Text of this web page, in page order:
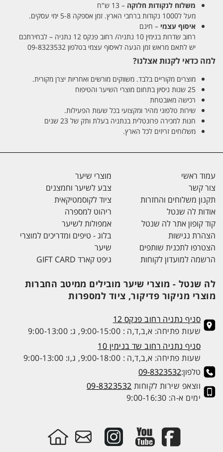
משלוח לנקודות חלוקה – 13 ש"ח
מעל ל1000 נקודות ברחבי הארץ. זמן אספקה 5-8 ימי עסקים.
איסוף עצמי – חינם
רחוב שדרות בנימין 10 נתניה/ רחוב פנקס 12 נתניה – לבחירתכם
יש לתאם מראש זמן הגעה לאיסוף עצמי בטלפון 09-8323532
למה כדאי לקנות אצלנו?
מוצרים מקוריים בלבד. משווקים מורשים ואחריות יצרן מקורית.
25 שנות ניסיון בתחום מוצרי השיער והטיפוח
רכישה מאובטחת
שירות טלפוני מהיר ומקצועי בכל שעות הפעילות.
חנות למכירה פרונטלית בנתניה בעלת ותק של 23 שנים
משלוחים זריזים לכל הארץ.
עמוד ראשי
צור קשר
תקנון משלוחים והחזרות
אודות לה שנטל
קוד קופון אתר לה שנטל
הצהרת נגישות
הצטרפו לתכנית שותפים
הרשמה למועדון לקוחות
מוצרי שיער
צבע לשיער וחמצנים
ציוד לקוסמטיקאית
ריהוט למספרה
אמפולות לשיער
בלוג - טיפים ומדריכים למוצרי
שיער
גיפט קארד GIFT CARD
לה שנטל - מוצרי שיער מובילים ממיטב החברות
מוצרי מניקור פדיקור, ציוד למספרות
סניף נתניה רחוב פנקס 12
שעות פתיחה: א,ב,ד,ה : 9:00-15:00, ג: 9:00-13:00
סניף נתניה רחוב שד בנימין 10
שעות פתיחה: א,ב,ד,ה : 9:00-18:00, ג,ו: 9:00-13:00
טלפון:09-8323532
ווצאפ שירות לקוחות 09-8323532
ימים א-ה: 9:00-16:30